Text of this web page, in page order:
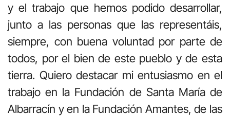
y el trabajo que hemos podido desarrollar,
junto a las personas que las representáis,
siempre, con buena voluntad por parte de
todos, por el bien de este pueblo y de esta
tierra. Quiero destacar mi entusiasmo en el
trabajo en la Fundación de Santa María de
Albarracín y en la Fundación Amantes, de las